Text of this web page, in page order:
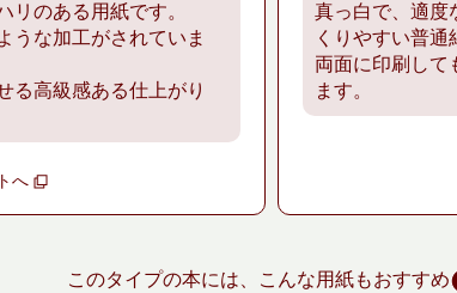
リのある用紙です。
うな加工がされていま
る高級感ある仕上がり
へ
真っ白で、適度
くりやすい普通
両面に印刷して
ます。
このタイプの本には、こんな用紙もおすすめ